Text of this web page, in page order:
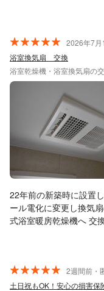
り、大変満足していま
2026年7月
浴室換気扇 交換
浴室乾燥機・浴室換気扇の
22年前の新築時に設置
ール電化に変更し換気
式浴室暖房乾燥機へ 交
に伴い、天井の補強が
2週間前・
土日祝もOK！安心の損害保